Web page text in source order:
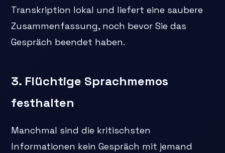
Transkription lokal und liefert eine saubere
Zusammenfassung, noch bevor Sie das
Gespräch beendet haben.
3. Flüchtige Sprachmemos
festhalten
Manchmal sind die kritischsten
Informationen kein Gespräch mit jemand